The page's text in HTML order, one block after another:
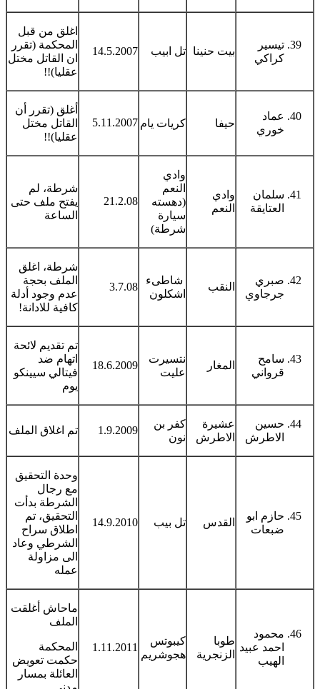
تيسير
كراكي
بيت حنينا تل ابيب 14.5.2007
اغلق من قبل
المحكمة (تقرر
ان القاتل مختل
عقليا)!!
عماد
خوري
حيفا كريات يام 5.11.2007
أغلق (تقرر أن
القاتل مختل
عقليا)!!
سلمان
العتايقة
وادي
النعم
وادي
النعم
(دهسته
سيارة
شرطة)
21.2.08
شرطة، لم
يفتح ملف حتى
الساعة
صبري
جرجاوي
النقب
شاطىء
اشكلون
3.7.08
شرطة، اغلق
الملف بحجة
عدم وجود أدلة
كافية للادانة!
سامح
قرواني
المغار
نتسيرت
عليت
18.6.2009
تم تقديم لائحة
اتهام ضد
فيتالي سيينكو
يوم
حسين
الاطرش
عشيرة
الاطرش
كفر بن
نون
1.9.2009 تم اغلاق الملف
حازم ابو
ضبعات
القدس تل بيب 14.9.2010
وحدة التحقيق
مع رجال
الشرطة بدأت
التحقيق، تم
اطلاق سراح
الشرطي وعاد
الى مزاولة
عمله
محمود
احمد عبيد
الهيب
طوبا
الزنجرية
كيبوتس
هجوشريم
1.11.2011
ماحاش أغلقت
الملف
المحكمة
حكمت تعويض
العائلة بمسار